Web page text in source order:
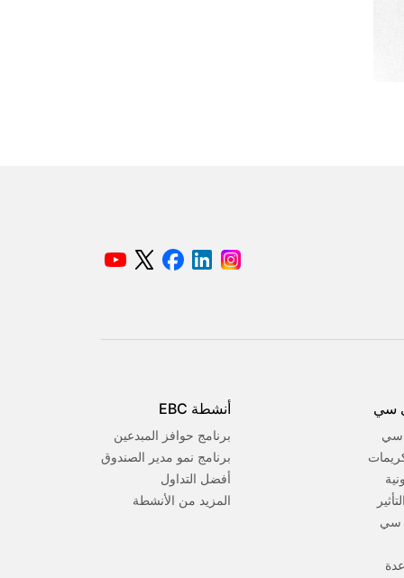
سي
سي
سي
أنشطة EBC
برنامج حوافز المبدعين
برنامج نمو مدير الصندوق
أفضل التداول
المزيد من الأنشطة